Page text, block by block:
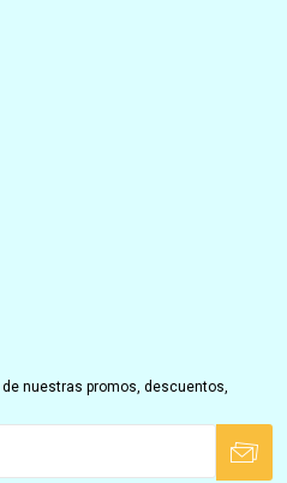
nuestras promos, descuentos,